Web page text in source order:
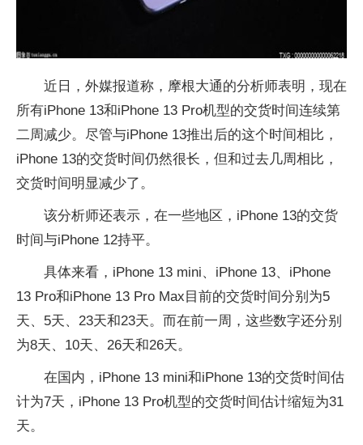
近日，外媒报道称，摩根大通的分析师表明，现在
所有iPhone 13和iPhone 13 Pro机型的交货时间连续第
二周减少。尽管与iPhone 13推出后的这个时间相比，
iPhone 13的交货时间仍然很长，但和过去几周相比，
交货时间明显减少了。
该分析师还表示，在一些地区，iPhone 13的交货
时间与iPhone 12持平。
具体来看，iPhone 13 mini、iPhone 13、iPhone
13 Pro和iPhone 13 Pro Max目前的交货时间分别为5
天、5天、23天和23天。而在前一周，这些数字还分别
为8天、10天、26天和26天。
在国内，iPhone 13 mini和iPhone 13的交货时间估
计为7天，iPhone 13 Pro机型的交货时间估计缩短为31
天。